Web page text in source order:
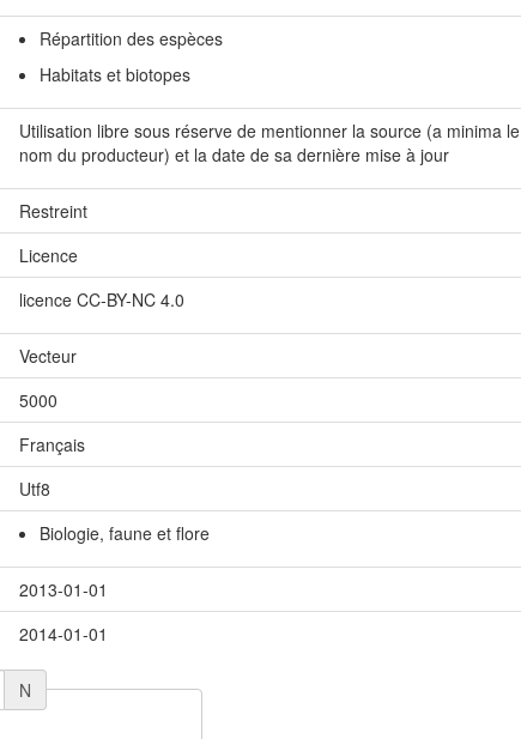
Répartition des espèces
Habitats et biotopes
Utilisation libre sous réserve de mentionner la source (a minima le
nom du producteur) et la date de sa dernière mise à jour
Restreint
Licence
licence CC-BY-NC 4.0
Vecteur
5000
Français
Utf8
Biologie, faune et flore
2013-01-01
2014-01-01
N